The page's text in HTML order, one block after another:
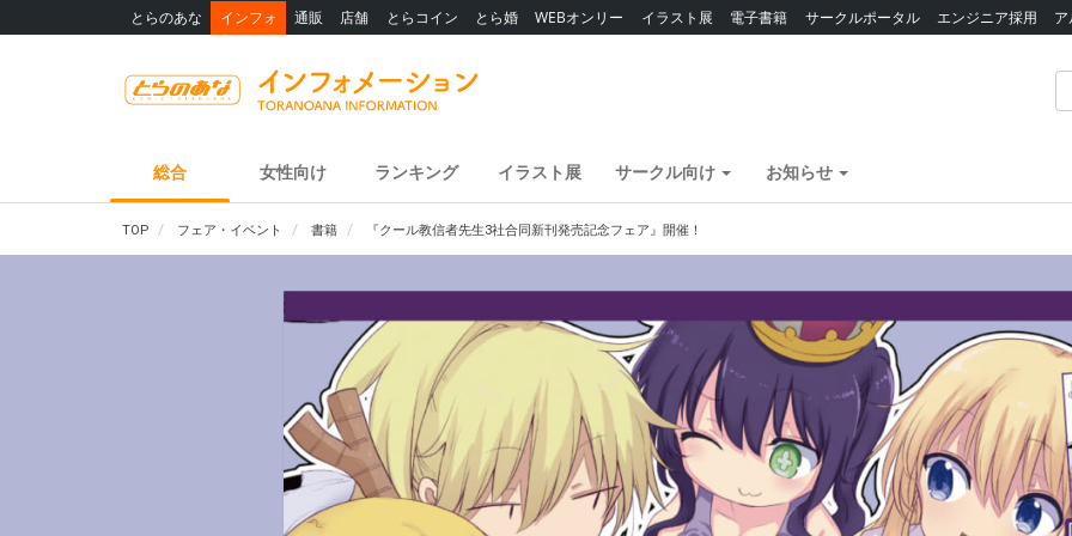
とらのあな インフォ 通販 店舗 とらコイン とら婚 WEBオンリー イラスト展 電子書籍 サークルポータル エンジニア採用
総合 女性向け ランキング イラスト展 サークル向け お知らせ
TOP フェア・イベント 書籍 『クール教信者先生3社合同新刊発売記念フェア』開催！